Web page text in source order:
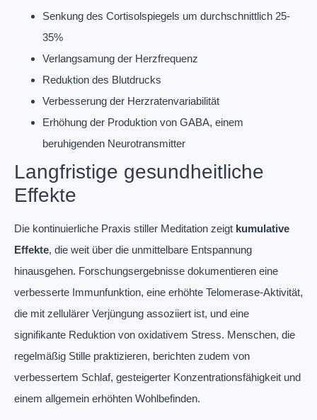
Senkung des Cortisolspiegels um durchschnittlich 25-
35%
Verlangsamung der Herzfrequenz
Reduktion des Blutdrucks
Verbesserung der Herzratenvariabilität
Erhöhung der Produktion von GABA, einem
beruhigenden Neurotransmitter
Langfristige gesundheitliche
Effekte
Die kontinuierliche Praxis stiller Meditation zeigt kumulative
Effekte, die weit über die unmittelbare Entspannung
hinausgehen. Forschungsergebnisse dokumentieren eine
verbesserte Immunfunktion, eine erhöhte Telomerase-Aktivität,
die mit zellulärer Verjüngung assoziiert ist, und eine
signifikante Reduktion von oxidativem Stress. Menschen, die
regelmäßig Stille praktizieren, berichten zudem von
verbessertem Schlaf, gesteigerter Konzentrationsfähigkeit und
einem allgemein erhöhten Wohlbefinden.